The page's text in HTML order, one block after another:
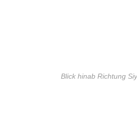
Blick hinab Richtung